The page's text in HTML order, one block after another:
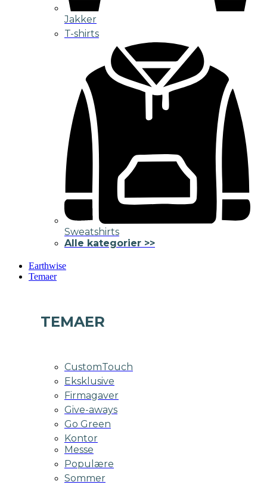
Jakker
T-shirts
Sweatshirts
Alle kategorier >>
Earthwise
Temaer
TEMAER
CustomTouch
Eksklusive
Firmagaver
Give-aways
Go Green
Kontor
Messe
Populære
Sommer